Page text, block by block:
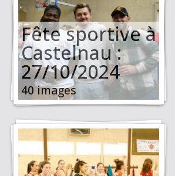
Fête sportive à
Castelnau :
27/10/2024
40 images